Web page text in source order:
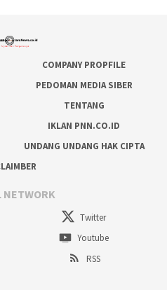
COMPANY PROPFILE
PEDOMAN MEDIA SIBER
TENTANG
IKLAN PNN.CO.ID
UNDANG UNDANG HAK CIPTA
NETWORK
Twitter
Youtube
RSS